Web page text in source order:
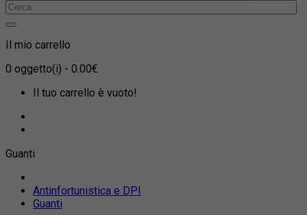
Il mio carrello
0 oggetto(i) - 0.00€
Il tuo carrello è vuoto!
Guanti
Antinfortunistica e DPI
Guanti